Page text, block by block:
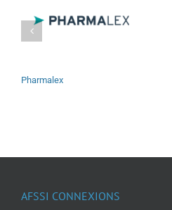
Pharmalex
AFSSI CONNEXIONS